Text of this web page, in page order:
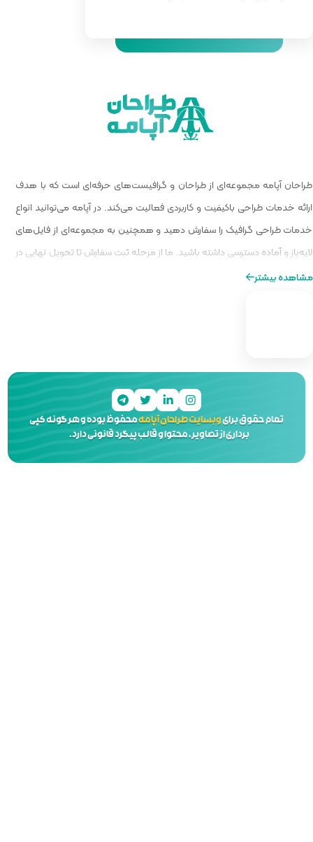
گرافیست‌های حرفه‌ای است که با هدف
می‌کند. در آپامه می‌توانید انواع
همچنین به مجموعه‌ای از فایل‌های
مرحله ثبت سفارش تا تحویل نهایی در
از طراحی را برایتان فراهم کنیم.
محفوظ بوده و هر گونه کپی
و قالب پیگرد قانونی دارد.